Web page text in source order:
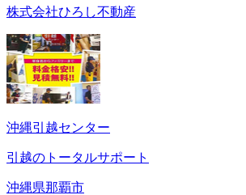
株式会社ひろし不動産
沖縄引越センター
引越のトータルサポート
沖縄県那覇市